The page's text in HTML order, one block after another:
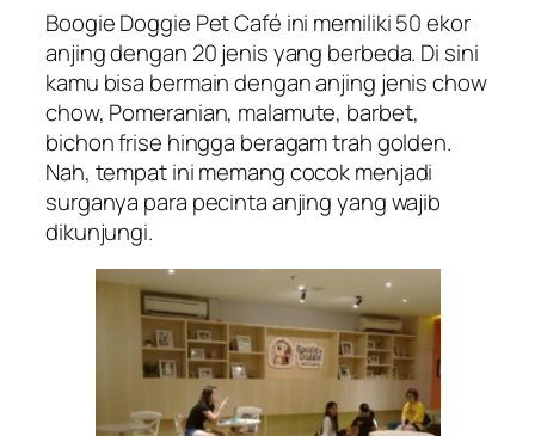
Boogie Doggie Pet Café ini memiliki 50 ekor
anjing dengan 20 jenis yang berbeda. Di sini
kamu bisa bermain dengan anjing jenis chow
chow, Pomeranian, malamute, barbet,
bichon frise hingga beragam trah golden.
Nah, tempat ini memang cocok menjadi
surganya para pecinta anjing yang wajib
dikunjungi.